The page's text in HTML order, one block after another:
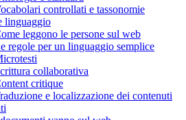
controllati e tassonomie
linguaggio
leggono le persone sul web
regole per un linguaggio semplice
collaborativa
critique
e localizzazione dei contenuti